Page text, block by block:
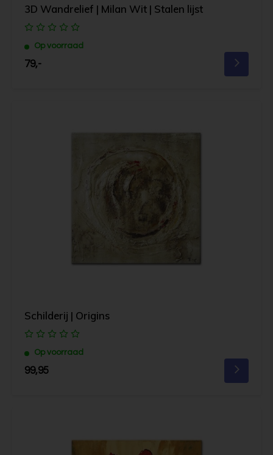
3D Wandrelief | Milan Wit | Stalen lijst
Op voorraad
79,-
Schilderij | Origins
Op voorraad
99,95